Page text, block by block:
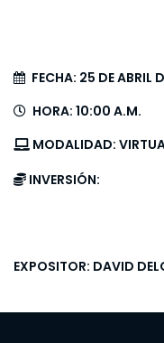
FECHA: 25 DE ABRIL
HORA: 10:00 A.M.
MODALIDAD:
INVERSIÓN:
EXPOSITOR: DAVID